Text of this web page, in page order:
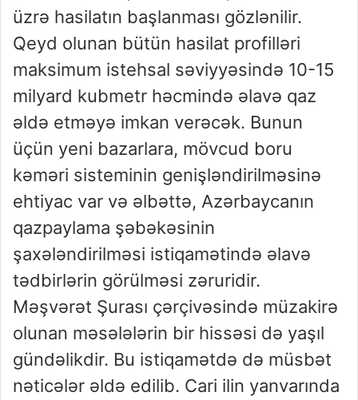
üzrə hasilatın başlanması gözlənilir.
Qeyd olunan bütün hasilat profilləri
maksimum istehsal səviyyəsində 10-15
milyard kubmetr həcmində əlavə qaz
əldə etməyə imkan verəcək. Bunun
üçün yeni bazarlara, mövcud boru
kəməri sisteminin genişləndirilməsinə
ehtiyac var və əlbəttə, Azərbaycanın
qazpaylama şəbəkəsinin
şaxələndirilməsi istiqamətində əlavə
tədbirlərin görülməsi zəruridir.
Məşvərət Şurası çərçivəsində müzakirə
olunan məsələlərin bir hissəsi də yaşıl
gündəlikdir. Bu istiqamətdə də müsbət
nəticələr əldə edilib. Cari ilin yanvarında